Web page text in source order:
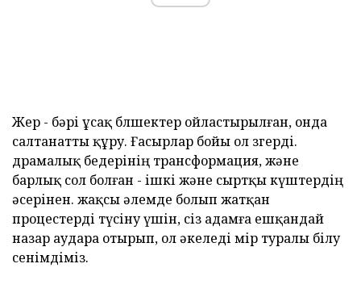
Жер - бәрі ұсақ бөлшектер ойластырылған, онда
салтанатты құру. Ғасырлар бойы ол өзгерді.
драмалық бедерінің трансформация, және
барлық сол болған - ішкі және сыртқы күштердің
әсерінен. жақсы әлемде болып жатқан
процестерді түсіну үшін, сіз адамға ешқандай
назар аудара отырып, ол әкеледі өмір туралы білу
сенімдіміз.